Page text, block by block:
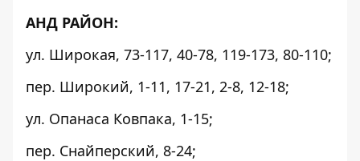
АНД РАЙОН:
ул. Широкая, 73-117, 40-78, 119-173, 80-110;
пер. Широкий, 1-11, 17-21, 2-8, 12-18;
ул. Опанаса Ковпака, 1-15;
пер. Снайперский, 8-24;